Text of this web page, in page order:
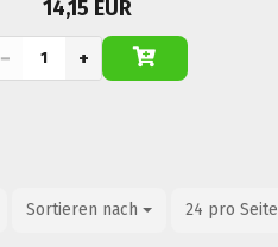
14,15 EUR
− +
Sortieren nach
Sortieren nach 24 pro Seite
pro Seite